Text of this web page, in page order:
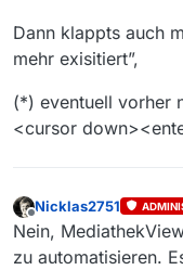
Dann klappts auch
mehr exisitiert”,
(*) eventuell vorher
<cursor
Offline
Nicklas2751
Nein,
zu automatisieren.